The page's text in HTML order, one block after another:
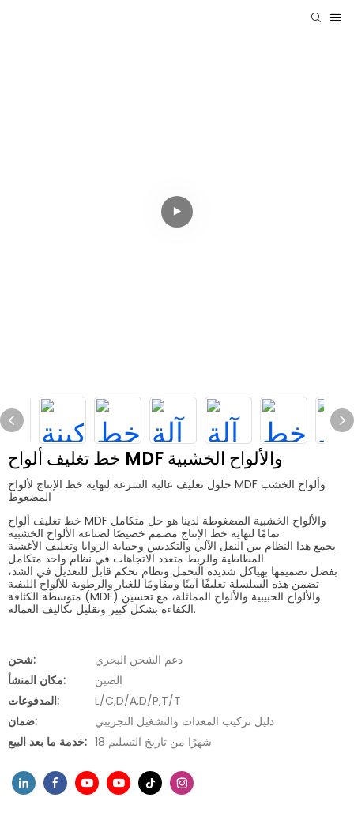
خط تغليف ألواح MDF والألواح الخشبية
حلول تغليف عالية السرعة لنهاية خط الإنتاج لألواح MDF وألواح الخشب
المضغوط
خط تغليف ألواح MDF والألواح الخشبية المضغوطة لدينا هو حل متكامل
تمامًا لنهاية خط الإنتاج مصمم خصيصًا لصناعة الألواح الخشبية.
يجمع هذا النظام بين النقل الآلي والتكديس وحماية الزوايا وتغليف الأغشية
المطاطية والربط متعدد الاتجاهات في نظام واحد متكامل.
بفضل تصميمها بهياكل شديدة التحمل ونظام تحكم قابل للتعديل في الشد،
تضمن هذه السلسلة تغليفًا آمنًا ومقاومًا للغبار والرطوبة للألواح الليفية
متوسطة الكثافة (MDF) والألواح الحبيبية والألواح المماثلة، مع تحسين
الكفاءة بشكل كبير وتقليل تكاليف العمالة.
شحن:
دعم الشحن البحري
مكان المنشأ:
الصين
المدفوعات:
L/C,D/A,D/P,T/T
ضمان:
دليل تركيب المعدات والتشغيل التجريبي
خدمة ما بعد البيع:
18 شهرًا من تاريخ التسليم